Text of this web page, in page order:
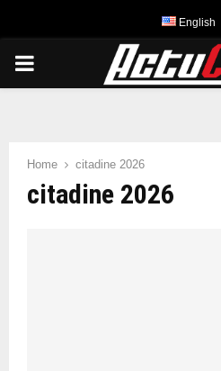
English
PRIMARY
Home citadine 2026
citadine 2026